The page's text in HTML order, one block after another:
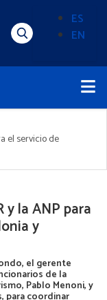
idioma
(Content)
ES
EN
el servicio de
la ANP para
y
el gerente
de la
Pablo Menoni, y